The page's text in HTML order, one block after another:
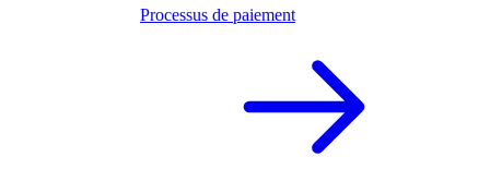
Processus de paiement